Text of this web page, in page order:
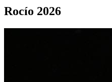
Rocío 2026